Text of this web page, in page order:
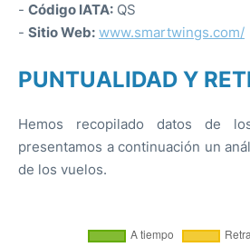
- Código IATA: QS
- Sitio Web: www.smartwings.com/
PUNTUALIDAD Y
Hemos recopilado datos de
presentamos a continuación un
de los vuelos.